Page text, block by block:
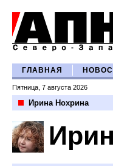
ГЛАВНАЯ
Пятница, 7 августа 2026
Ирина Нохрина